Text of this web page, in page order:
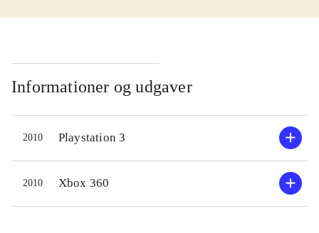
længere konkurrencer. Der er
forskellige olympiske discipliner,
primært indenfor skisport. En række
sportsgrene som fx curling og is-dans
er desværre udeladt. Sværhedsgraden
kan varieres, men er ret lav, specielt
fordi kontrollen ligner hinanden i de
forskellige sportsgrene. Man vælger
Informationer og udgaver
2010 Playstation 3
2010 Xbox 360